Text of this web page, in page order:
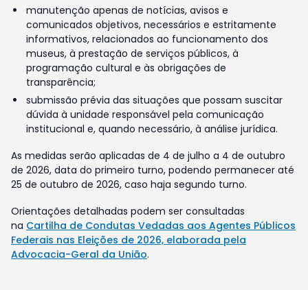
manutenção apenas de notícias, avisos e
comunicados objetivos, necessários e estritamente
informativos, relacionados ao funcionamento dos
museus, à prestação de serviços públicos, à
programação cultural e às obrigações de
transparência;
submissão prévia das situações que possam suscitar
dúvida à unidade responsável pela comunicação
institucional e, quando necessário, à análise jurídica.
As medidas serão aplicadas de 4 de julho a 4 de outubro
de 2026, data do primeiro turno, podendo permanecer até
25 de outubro de 2026, caso haja segundo turno.
Orientações detalhadas podem ser consultadas
na Cartilha de Condutas Vedadas aos Agentes Públicos
Federais nas Eleições de 2026, elaborada pela
Advocacia-Geral da União.